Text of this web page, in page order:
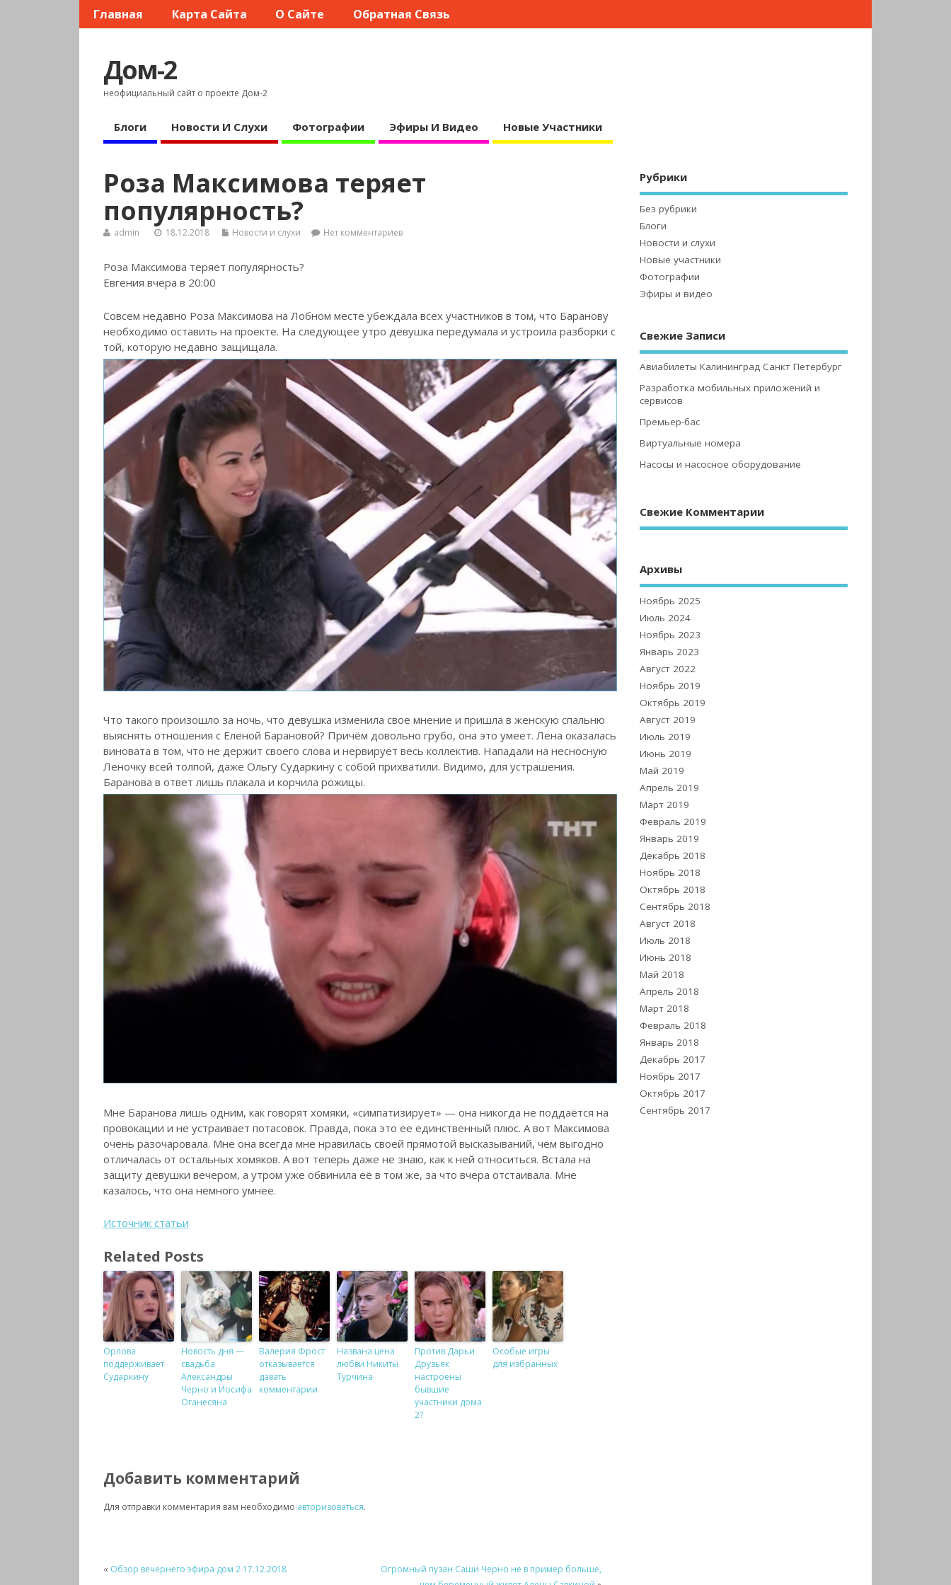
Главная Карта Сайта О Сайте Обратная Связь
Дом-2
неофициальный сайт о проекте Дом-2
Блоги Новости И Слухи Фотографии Эфиры И Видео Новые Участники
Роза Максимова теряет
популярность?
admin 18.12.2018 Новости и слухи Нет комментариев
Роза Максимова теряет популярность?
Евгения вчера в 20:00
Совсем недавно Роза Максимова на Лобном месте убеждала всех участников в том, что Баранову
необходимо оставить на проекте. На следующее утро девушка передумала и устроила разборки с
той, которую недавно защищала.
Что такого произошло за ночь, что девушка изменила свое мнение и пришла в женскую спальню
выяснять отношения с Еленой Барановой? Причём довольно грубо, она это умеет. Лена оказалась
виновата в том, что не держит своего слова и нервирует весь коллектив. Нападали на несносную
Леночку всей толпой, даже Ольгу Сударкину с собой прихватили. Видимо, для устрашения.
Баранова в ответ лишь плакала и корчила рожицы.
Мне Баранова лишь одним, как говорят хомяки, «симпатизирует» — она никогда не поддаётся на
провокации и не устраивает потасовок. Правда, пока это ее единственный плюс. А вот Максимова
очень разочаровала. Мне она всегда мне нравилась своей прямотой высказываний, чем выгодно
отличалась от остальных хомяков. А вот теперь даже не знаю, как к ней относиться. Встала на
защиту девушки вечером, а утром уже обвинила её в том же, за что вчера отстаивала. Мне
казалось, что она немного умнее.
Источник статьи
Related Posts
Орлова
поддерживает
Сударкину
Новость дня —
свадьба
Александры
Черно и Иосифа
Оганесяна
Валерия Фрост
отказывается
давать
комментарии
Названа цена
любви Никиты
Турчина
Против Дарьи
Друзьяк
настроены
бывшие
участники дома
2?
Особые игры
для избранных
Добавить комментарий
Для отправки комментария вам необходимо авторизоваться.
« Обзор вечернего эфира дом 2 17.12.2018
Огромный пузан Саши Черно не в пример больше,
Рубрики
Без рубрики
Блоги
Новости и слухи
Новые участники
Фотографии
Эфиры и видео
Свежие Записи
Авиабилеты Калининград Санкт Петербург
Разработка мобильных приложений и
сервисов
Премьер-бас
Виртуальные номера
Насосы и насосное оборудование
Свежие Комментарии
Архивы
Ноябрь 2025
Июль 2024
Ноябрь 2023
Январь 2023
Август 2022
Ноябрь 2019
Октябрь 2019
Август 2019
Июль 2019
Июнь 2019
Май 2019
Апрель 2019
Март 2019
Февраль 2019
Январь 2019
Декабрь 2018
Ноябрь 2018
Октябрь 2018
Сентябрь 2018
Август 2018
Июль 2018
Июнь 2018
Май 2018
Апрель 2018
Март 2018
Февраль 2018
Январь 2018
Декабрь 2017
Ноябрь 2017
Октябрь 2017
Сентябрь 2017